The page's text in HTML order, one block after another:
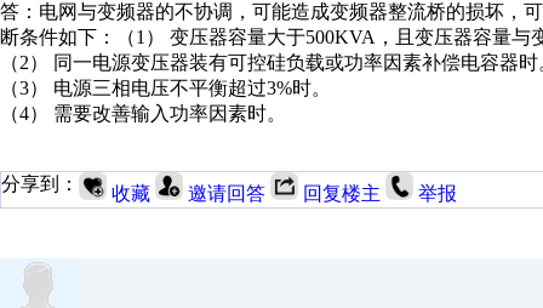
答：电网与变频器的不协调，可能造成变频器整流桥的损坏，
断条件如下：（1） 变压器容量大于500KVA，且变压器容量与
（2） 同一电源变压器装有可控硅负载或功率因素补偿电容器时
（3） 电源三相电压不平衡超过3%时。
（4） 需要改善输入功率因素时。
分享到： 收藏 邀请回答 回复楼主 举报